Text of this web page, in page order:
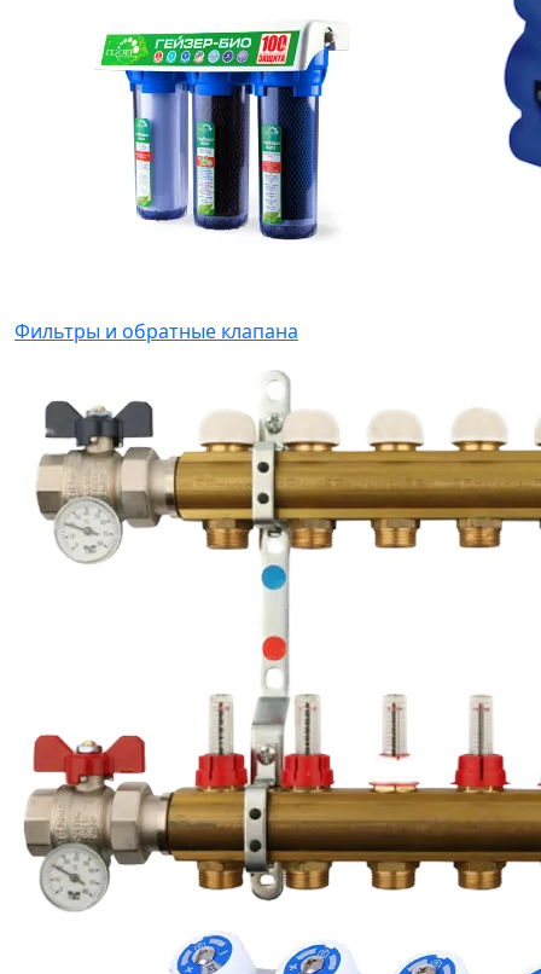
Фильтры и обратные клапана